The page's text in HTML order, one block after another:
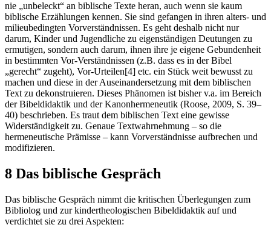
nie „unbeleckt“ an biblische Texte heran, auch wenn sie kaum
biblische Erzählungen kennen. Sie sind gefangen in ihren alters- und
milieubedingten Vorverständnissen. Es geht deshalb nicht nur
darum, Kinder und Jugendliche zu eigenständigen Deutungen zu
ermutigen, sondern auch darum, ihnen ihre je eigene Gebundenheit
in bestimmten Vor-Verständnissen (z.B. dass es in der Bibel
„gerecht“ zugeht), Vor-Urteilen[4] etc. ein Stück weit bewusst zu
machen und diese in der Auseinandersetzung mit dem biblischen
Text zu dekonstruieren. Dieses Phänomen ist bisher v.a. im Bereich
der Bibeldidaktik und der Kanonhermeneutik (Roose, 2009, S. 39–
40) beschrieben. Es traut dem biblischen Text eine gewisse
Widerständigkeit zu. Genaue Textwahrnehmung – so die
hermeneutische Prämisse – kann Vorverständnisse aufbrechen und
modifizieren.
8 Das biblische Gespräch
Das biblische Gespräch nimmt die kritischen Überlegungen zum
Bibliolog und zur kindertheologischen Bibeldidaktik auf und
verdichtet sie zu drei Aspekten: